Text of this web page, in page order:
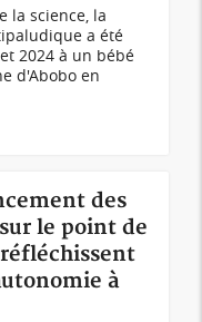
la science, la
a été
2024 à un bébé
d'Abobo en
des
le point de
à